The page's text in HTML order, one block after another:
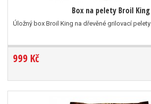
Box na pelety Broil King
Úložný box Broil King na dřevěné grilovací pelety
999 Kč